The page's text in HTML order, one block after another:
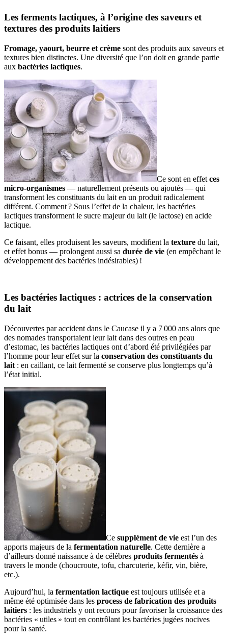
Les ferments lactiques, à l’origine des saveurs et
textures des produits laitiers
Fromage, yaourt, beurre et crème sont des produits aux saveurs et
textures bien distinctes. Une diversité que l’on doit en grande partie
aux bactéries lactiques.
Ce sont en effet ces
micro-organismes — naturellement présents ou ajoutés — qui
transforment les constituants du lait en un produit radicalement
différent. Comment ? Sous l’effet de la chaleur, les bactéries
lactiques transforment le sucre majeur du lait (le lactose) en acide
lactique.
Ce faisant, elles produisent les saveurs, modifient la texture du lait,
et effet bonus — prolongent aussi sa durée de vie (en empêchant le
développement des bactéries indésirables) !
Les bactéries lactiques : actrices de la conservation
du lait
Découvertes par accident dans le Caucase il y a 7 000 ans alors que
des nomades transportaient leur lait dans des outres en peau
d’estomac, les bactéries lactiques ont d’abord été privilégiées par
l’homme pour leur effet sur la conservation des constituants du
lait : en caillant, ce lait fermenté se conserve plus longtemps qu’à
l’état initial.
Ce supplément de vie est l’un des
apports majeurs de la fermentation naturelle. Cette dernière a
d’ailleurs donné naissance à de célèbres produits fermentés à
travers le monde (choucroute, tofu, charcuterie, kéfir, vin, bière,
etc.).
Aujourd’hui, la fermentation lactique est toujours utilisée et a
même été optimisée dans les process de fabrication des produits
laitiers : les industriels y ont recours pour favoriser la croissance des
bactéries « utiles » tout en contrôlant les bactéries jugées nocives
pour la santé.